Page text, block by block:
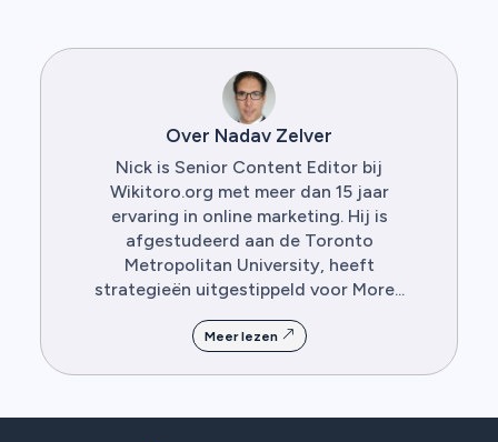
Over Nadav Zelver
Nick is Senior Content Editor bij
Wikitoro.org met meer dan 15 jaar
ervaring in online marketing. Hij is
afgestudeerd aan de Toronto
Metropolitan University, heeft
strategieën uitgestippeld voor More...
Meer lezen